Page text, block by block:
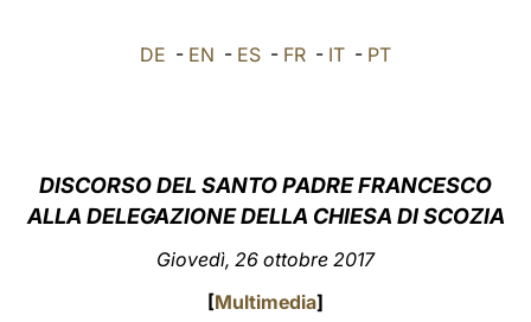
العربيّة DE - EN - ES - FR - IT - PT
DISCORSO DEL SANTO PADRE FRANCESCO
ALLA DELEGAZIONE DELLA CHIESA DI SCOZIA
Giovedì, 26 ottobre 2017
[Multimedia]